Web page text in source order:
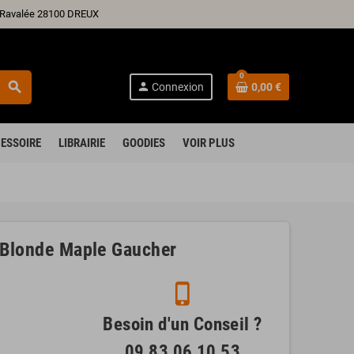
28100 DREUX
search person Connexion
0
0,00 €
LIBRAIRIE GOODIES VOIR PLUS
Maple Gaucher
phone_iphone
Besoin d'un Conseil ?